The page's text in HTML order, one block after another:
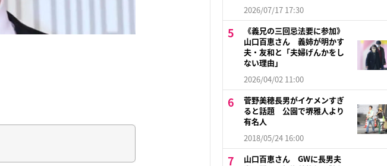
2026/07/17 17:30
《義兄の三回忌法要に参加》
山口百恵さん 義姉が明かす
夫・友和と「夫婦げんかをし
ない理由」
2026/04/02 11:00
菅野美穂長男がイケメンすぎ
ると話題 公園で堺雅人より
有名人
2018/05/24 16:00
山口百恵さん GWに長男夫